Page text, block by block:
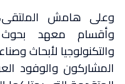
وعلى هامش
وأقسام معهد بحوث
والتكنولوجيا لأبحاث
المشاركون والوفود